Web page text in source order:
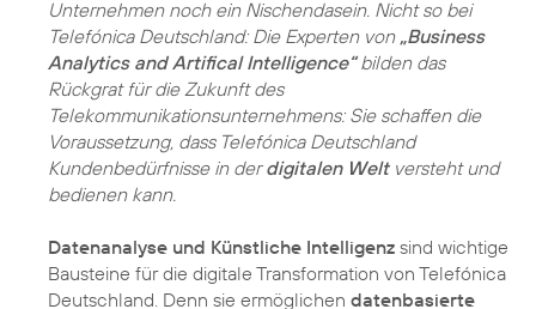
Unternehmen noch ein Nischendasein. Nicht so bei
Telefónica Deutschland: Die Experten von „Business
Analytics and Artifical Intelligence“bilden das
Rückgrat für die Zukunft des
Telekommunikationsunternehmens: Sie schaffen die
Voraussetzung, dass Telefónica Deutschland
Kundenbedürfnisse in derdigitalen Weltversteht und
bedienen kann.
Datenanalyse und Künstliche Intelligenz sind wichtige
Bausteine für die digitale Transformation von Telefónica
Deutschland. Denn sie ermöglichen datenbasierte